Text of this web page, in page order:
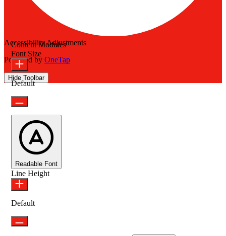
Accessibility Adjustments
Powered by OneTap
Hide Toolbar
Content Modules
Font Size
Default
Readable Font
Line Height
Default